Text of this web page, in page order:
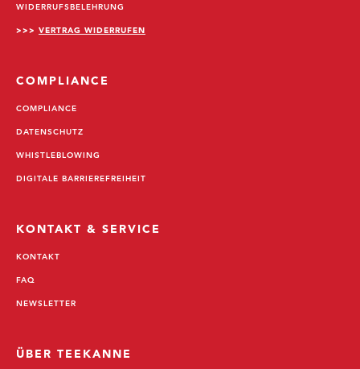
WIDERRUFSBELEHRUNG
>>> VERTRAG WIDERRUFEN
COMPLIANCE
COMPLIANCE
DATENSCHUTZ
WHISTLEBLOWING
DIGITALE BARRIEREFREIHEIT
KONTAKT & SERVICE
KONTAKT
FAQ
NEWSLETTER
ÜBER TEEKANNE